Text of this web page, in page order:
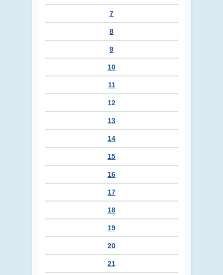
7
8
9
10
11
12
13
14
15
16
17
18
19
20
21